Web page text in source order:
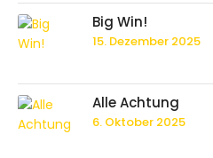
Big Win!
15. Dezember 2025
Alle Achtung
6. Oktober 2025